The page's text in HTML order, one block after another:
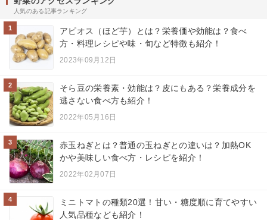
人気のある記事ランキング
1
アピオス（ほど芋）とは？栄養価や効能は？食べ
方・料理レシピや味・旬など特徴も紹介！
2023年09月12日
2
そら豆の栄養素・効能は？皮にもある？栄養成分を
逃さない食べ方も紹介！
2022年05月16日
3
赤玉ねぎとは？普通の玉ねぎとの違いは？加熱OK
かや美味しい食べ方・レシピを紹介！
2022年02月07日
4
ミニトマトの種類20選！甘い・糖度順に育てやすい
人気品種なども紹介！